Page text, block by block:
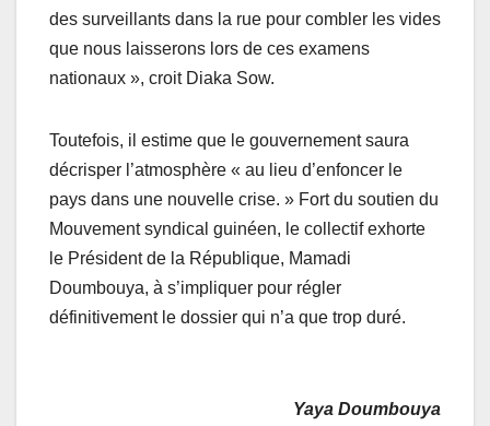
des surveillants dans la rue pour combler les vides
que nous laisserons lors de ces examens
nationaux », croit Diaka Sow.
Toutefois, il estime que le gouvernement saura
décrisper l’atmosphère « au lieu d’enfoncer le
pays dans une nouvelle crise. » Fort du soutien du
Mouvement syndical guinéen, le collectif exhorte
le Président de la République, Mamadi
Doumbouya, à s’impliquer pour régler
définitivement le dossier qui n’a que trop duré.
Yaya Doumbouya